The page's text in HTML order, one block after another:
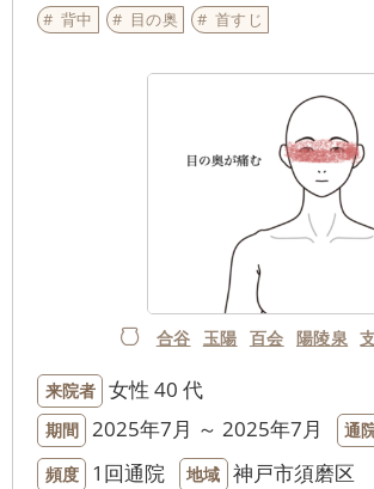
背中 目の奥 首すじ
合谷 玉陽 百会 陽陵泉
来院者 女性 40 代
期間 2025年7月 ～ 2025年7月 通
頻度 1回通院 地域 神戸市須磨区